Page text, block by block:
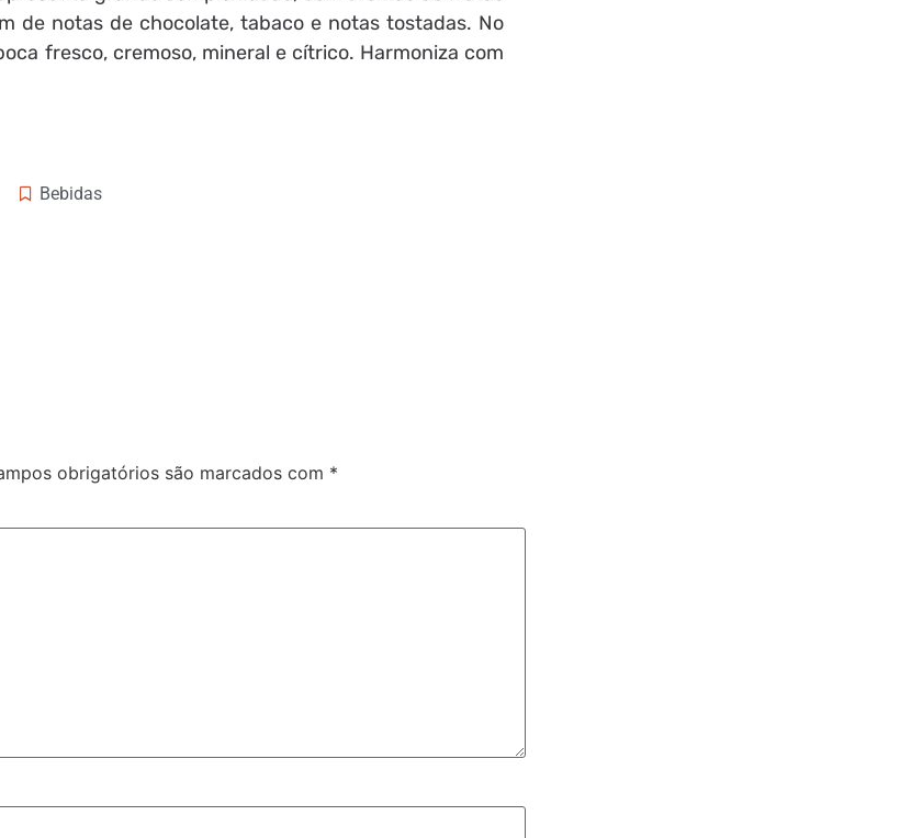
de notas de chocolate, tabaco e notas tostadas. No
fresco, cremoso, mineral e cítrico. Harmoniza com
Bebidas
obrigatórios são marcados com *